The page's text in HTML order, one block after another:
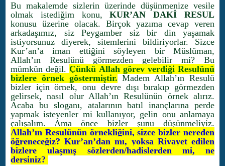
Bu makalemde sizlerin üzerinde düşünmenize vesile
olmak istediğim konu,KUR’AN DAKİ RESUL
konusu üzerine olacak. Birçok yazıma cevap veren
arkadaşımız, siz Peygamber siz bir din yaşamak
istiyorsunuz diyerek, sitemlerini bildiriyorlar. Sizce
Kur’an’a iman ettiğini söyleyen bir Müslüman,
Allah’ın Resulünü görmezden gelebilir mi? Bu
mümkün değil.Çünkü Allah görev verdiği Resulünü
bizlere örnek göstermiştir. Madem Allah’ın Resulü
bizler için örnek, onu devre dışı bırakıp görmezden
gelirsek, nasıl olur Allah’ın Resulünün örnek alırız.
Acaba bu sloganı, atalarının batıl inançlarına perde
yapmak isteyenler mi kullanıyor, gelin onu anlamaya
çalışalım. Ama önce bizler şunu düşünmeliyiz.
Allah’ın Resulünün örnekliğini, sizce bizler nereden
öğreneceğiz? Kur’an’dan mı, yoksa Rivayet edilen
bizlere ulaşmış sözlerden/hadislerden mi, ne
dersiniz?